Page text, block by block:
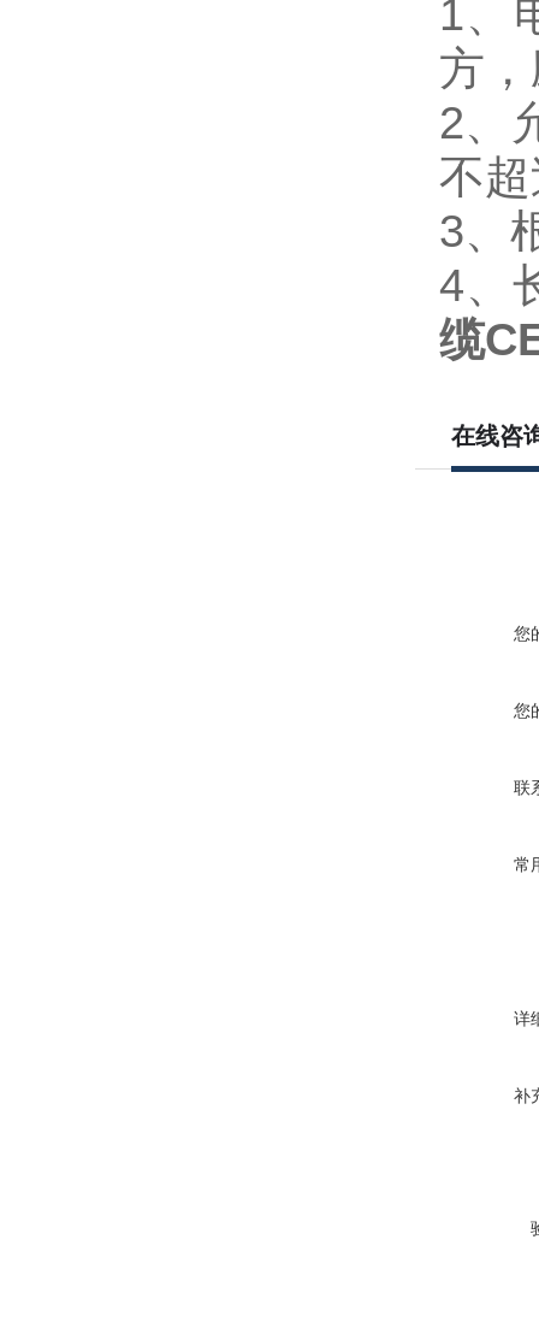
1、
方
2、
不
3、
4、
缆
在线咨
您
您
联
常
详
补